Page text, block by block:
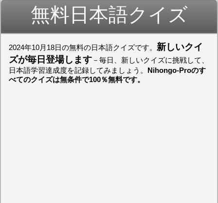
と）、就職（し
してみたいです
（いま）は全力
でお金（かね）
いますwww。
[quote] すごい
うございました
無料日本語クイズ
2024年10月18日の無料の日本語クイズです。 新しいクイ
ズが毎日登場します －毎日、新しいクイズに挑戦して、
日本語学習達成度を記録してみましょう。 Nihongo-Proのす
べてのクイズは無条件で100％無料です。